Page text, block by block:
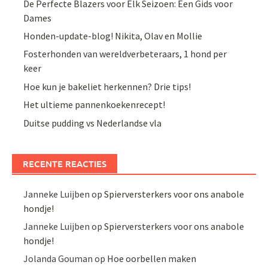
De Perfecte Blazers voor Elk Seizoen: Een Gids voor
Dames
Honden-update-blog! Nikita, Olav en Mollie
Fosterhonden van wereldverbeteraars, 1 hond per
keer
Hoe kun je bakeliet herkennen? Drie tips!
Het ultieme pannenkoekenrecept!
Duitse pudding vs Nederlandse vla
RECENTE REACTIES
Janneke Luijben opSpierversterkers voor ons anabole
hondje!
Janneke Luijben opSpierversterkers voor ons anabole
hondje!
Jolanda Gouman op Hoe oorbellen maken